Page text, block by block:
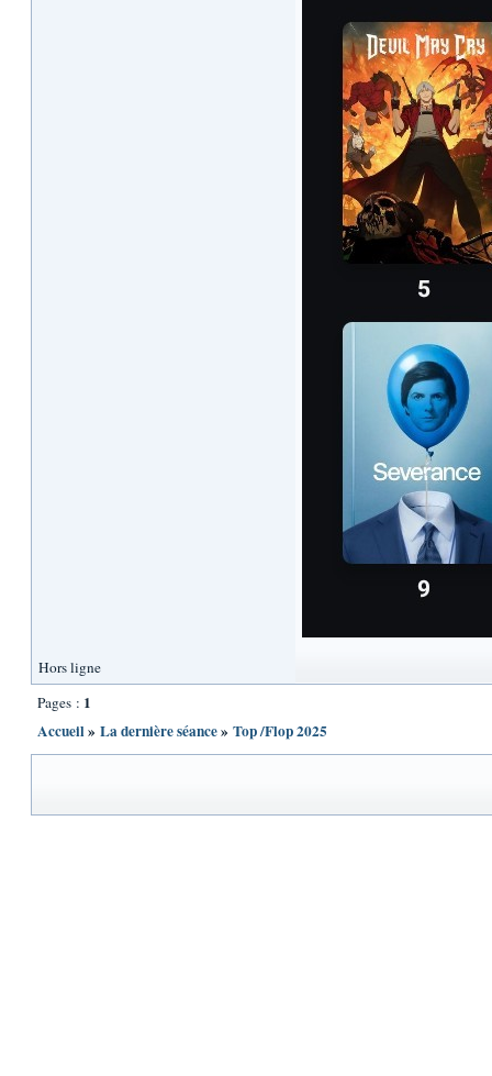
Hors ligne
Pages : 1
Accueil» La dernière séance» Top /Flop 2025